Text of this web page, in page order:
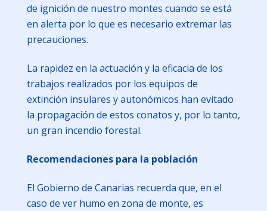
de ignición de nuestro montes cuando se está
en alerta por lo que es necesario extremar las
precauciones.
La rapidez en la actuación y la eficacia de los
trabajos realizados por los equipos de
extinción insulares y autonómicos han evitado
la propagación de estos conatos y, por lo tanto,
un gran incendio forestal.
Recomendaciones para la población
El Gobierno de Canarias recuerda que, en el
caso de ver humo en zona de monte, es